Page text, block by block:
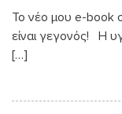
To νέο μου e-book
είναι γεγονός! Η
[…]